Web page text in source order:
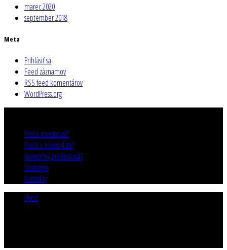
marec 2020
september 2018
Meta
Prihlásiť sa
Feed záznamov
RSS feed komentárov
WordPress.org
Prečo investovať?
Prečo s Invest4Life?
Investičný profesionál?
Stratégie
Kontakty
Úvod